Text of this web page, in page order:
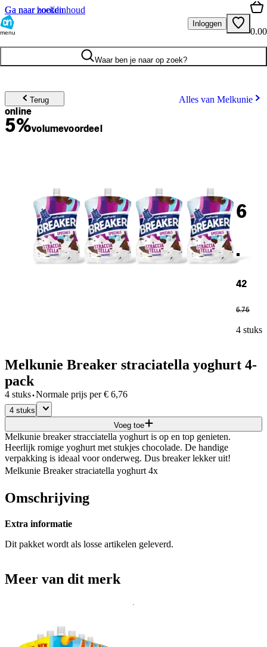
Ga naar hoofdinhoud
Ga naar zoeken
menu
Inloggen
0.00
Waar ben je naar op zoek?
Terug Alles van Melkunie
online
5%volumevoordeel
6
.
42
6.76
4 stuks
Melkunie Breaker straciatella yoghurt 4-
pack
4 stuks·Normale prijs per € 6,76
4 stuks
Voeg toe
Melkunie breaker stracciatella yoghurt is op en top genieten.
Heerlijk romige yoghurt met stukjes chocolade. De handige
verpakking is ideaal voor onderweg. Dus breaker lekker uit!
Melkunie Breaker straciatella yoghurt 4x
Omschrijving
Extra informatie
Dit pakket wordt als losse artikelen geleverd.
Meer van dit merk